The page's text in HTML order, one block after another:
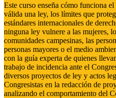
Este curso enseña cómo funciona
válida una ley, los límites que
estándares internacionales de
ninguna ley vulnere a las mujeres,
comunidades campesinas, las
personas mayores o el medio
con la guía experta de quienes
trabajo de incidencia ante el
diversos proyectos de ley y actos
Congresistas en la redacción de
analizando el comportamiento del